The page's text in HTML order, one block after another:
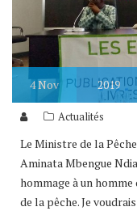
4Nov 2019
Actualités
Le Ministre de la
Aminata Mbengue
hommage à un
de la pêche. Je